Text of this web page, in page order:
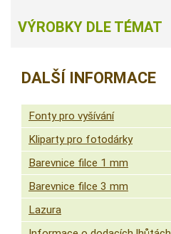
VÝROBKY DLE TÉMAT
DALŠÍ INFORMACE
Fonty pro vyšívání
Kliparty pro fotodárky
Barevnice filce 1 mm
Barevnice filce 3 mm
Lazura